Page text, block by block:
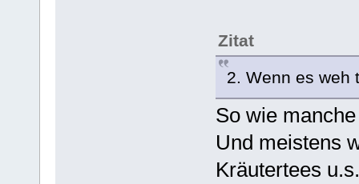
Zitat
2. Wenn es weh
So wie
Und meistens
Kräutertees